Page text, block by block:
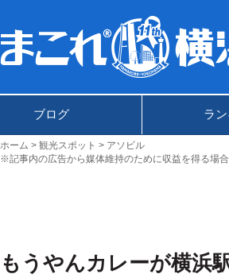
ブログ ラ
ホーム 観光スポット
アソビル
※記事内の広告から媒体維持のために収益を得る場
もうやんカレーが横浜